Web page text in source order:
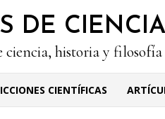
DE CIENCIA
ciencia, historia y
CIENTÍFICAS